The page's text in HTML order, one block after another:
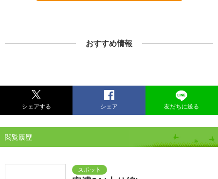
おすすめ情報
シェアする シェア 友だちに送る
閲覧履歴